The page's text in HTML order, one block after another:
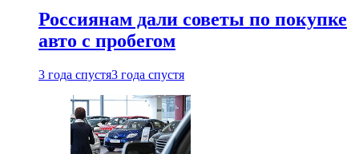
Россиянам дали советы по покупке
авто с пробегом
3 года спустя3 года спустя